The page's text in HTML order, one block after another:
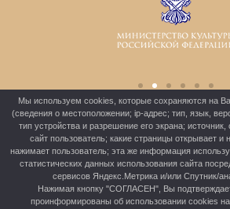
МБУК
Мы используем cookies, которые сохраняются на
(сведения о местоположении; ip-адрес; тип, язык,
тип устройства и разрешение его экрана;
сайт пользователь; какие страницы открывает и
нажимает пользователь; эта же информация
статистических данных использования сайта
сервисов Яндекс.Метрика и/или Спутник/
Нажимая кнопку "СОГЛАСЕН", Вы
проинформированы об использовании cookies